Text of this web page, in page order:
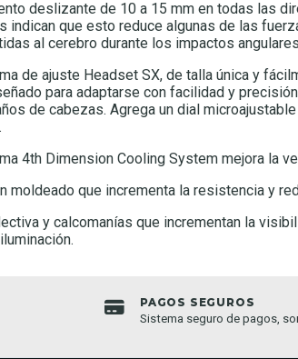
deslizante de 10 a 15 mm en todas las
indican que esto reduce algunas de las
al cerebro durante los impactos
de ajuste Headset SX, de talla única y
para adaptarse con facilidad y
de cabezas. Agrega un dial
4th Dimension Cooling System mejora la
moldeado que incrementa la resistencia y
y calcomanías que incrementan la
PAGOS SEGUROS
Sistema seguro de pagos,